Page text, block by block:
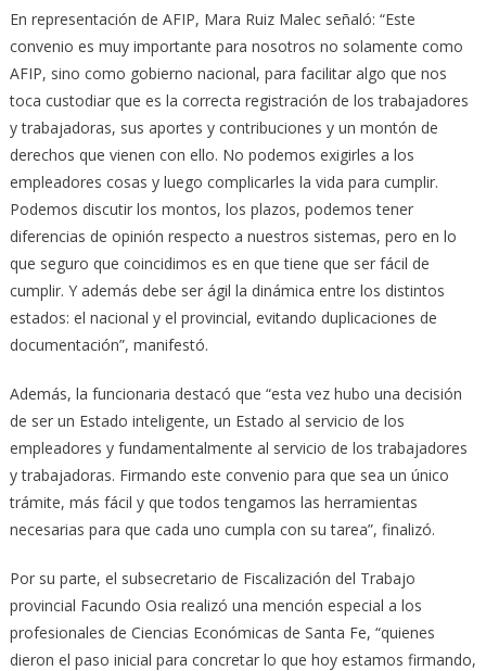
En representación de AFIP, Mara Ruiz Malec señaló: “Este
convenio es muy importante para nosotros no solamente como
AFIP, sino como gobierno nacional, para facilitar algo que nos
toca custodiar que es la correcta registración de los trabajadores
y trabajadoras, sus aportes y contribuciones y un montón de
derechos que vienen con ello. No podemos exigirles a los
empleadores cosas y luego complicarles la vida para cumplir.
Podemos discutir los montos, los plazos, podemos tener
diferencias de opinión respecto a nuestros sistemas, pero en lo
que seguro que coincidimos es en que tiene que ser fácil de
cumplir. Y además debe ser ágil la dinámica entre los distintos
estados: el nacional y el provincial, evitando duplicaciones de
documentación”, manifestó.
Además, la funcionaria destacó que “esta vez hubo una decisión
de ser un Estado inteligente, un Estado al servicio de los
empleadores y fundamentalmente al servicio de los trabajadores
y trabajadoras. Firmando este convenio para que sea un único
trámite, más fácil y que todos tengamos las herramientas
necesarias para que cada uno cumpla con su tarea”, finalizó.
Por su parte, el subsecretario de Fiscalización del Trabajo
provincial Facundo Osia realizó una mención especial a los
profesionales de Ciencias Económicas de Santa Fe, “quienes
dieron el paso inicial para concretar lo que hoy estamos firmando,